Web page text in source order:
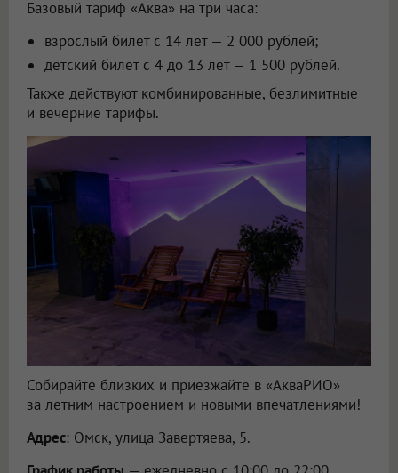
Базовый тариф «Аква» на три часа:
взрослый билет с 14 лет — 2 000 рублей;
детский билет с 4 до 13 лет — 1 500 рублей.
Также действуют комбинированные, безлимитные
и вечерние тарифы.
Собирайте близких и приезжайте в «АкваРИО»
за летним настроением и новыми впечатлениями!
Адрес: Омск, улица Завертяева, 5.